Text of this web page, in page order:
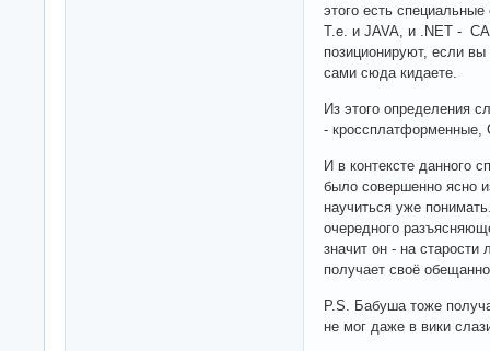
этого есть специальные
Т.е. и JAVA, и .NET -
позиционируют, если
сами сюда кидаете.
Из этого определения
- кроссплатформенные,
И в контексте данного
было совершенно ясно
научиться уже
очередного
значит он - на старости
получает своё
P.S. Бабуша тоже
не мог даже в вики